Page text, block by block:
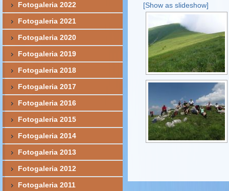
[Show as slideshow]
Fotogaleria 2022
Fotogaleria 2021
Fotogaleria 2020
Fotogaleria 2019
Fotogaleria 2018
Fotogaleria 2017
Fotogaleria 2016
Fotogaleria 2015
Fotogaleria 2014
Fotogaleria 2013
Fotogaleria 2012
Fotogaleria 2011